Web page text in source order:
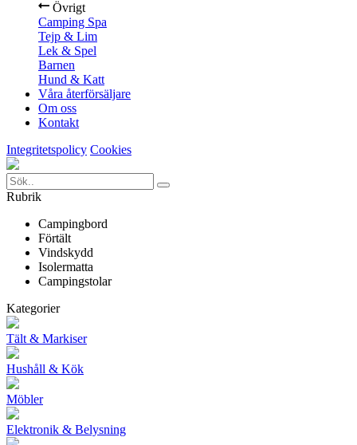
Övrigt
Camping Spa
Tejp & Lim
Lek & Spel
Barnen
Hund & Katt
Våra återförsäljare
Om oss
Kontakt
Integritetspolicy Cookies
Rubrik
Campingbord
Förtält
Vindskydd
Isolermatta
Campingstolar
Kategorier
Tält & Markiser
Hushåll & Kök
Möbler
Elektronik & Belysning